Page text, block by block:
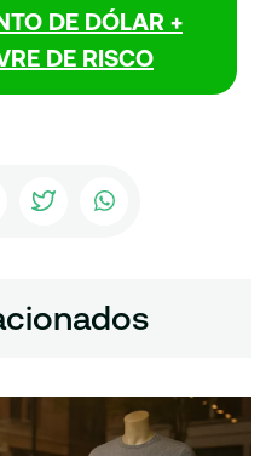
DE DÓLAR +
DE RISCO